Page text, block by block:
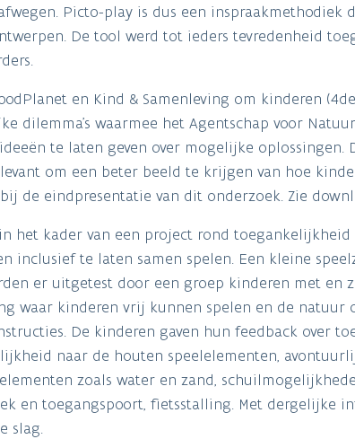
Picto-play is dus een inspraakmethodiek
De tool werd tot ieders tevredenheid
en Kind & Samenleving om kinderen
dilemma's waarmee het Agentschap voor
te laten geven over mogelijke oplossingen.
om een beter beeld te krijgen van hoe
de eindpresentatie van dit onderzoek. Zie
het kader van een project rond toegankelijkheid
inclusief te laten samen spelen. Een kleine
er uitgetest door een groep kinderen met en
waar kinderen vrij kunnen spelen en de natuur
De kinderen gaven hun feedback over
naar de houten speelelementen,
zoals water en zand,
en toegangspoort, fietsstalling. Met dergelijke
slag.